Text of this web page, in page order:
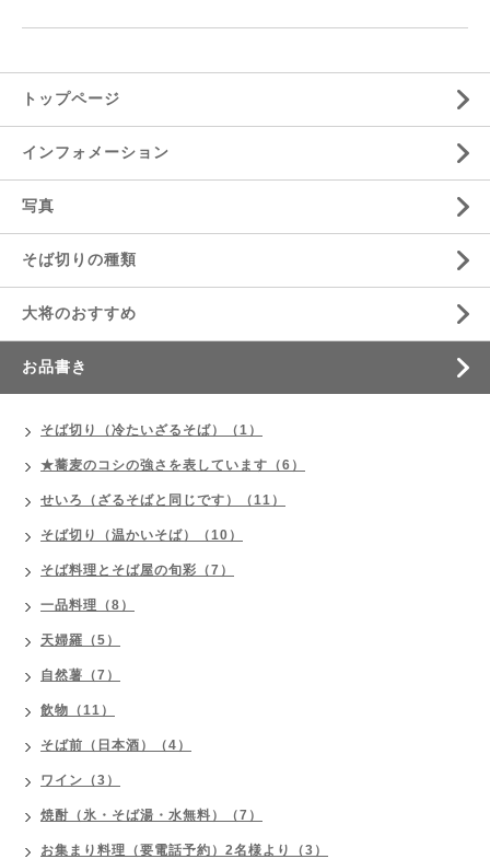
トップページ
インフォメーション
写真
そば切りの種類
大将のおすすめ
お品書き
そば切り（冷たいざるそば）（1）
★蕎麦のコシの強さを表しています（6）
せいろ（ざるそばと同じです）（11）
そば切り（温かいそば）（10）
そば料理とそば屋の旬彩（7）
一品料理（8）
天婦羅（5）
自然薯（7）
飲物（11）
そば前（日本酒）（4）
ワイン（3）
焼酎（氷・そば湯・水無料）（7）
お集まり料理（要電話予約）2名様より（3）